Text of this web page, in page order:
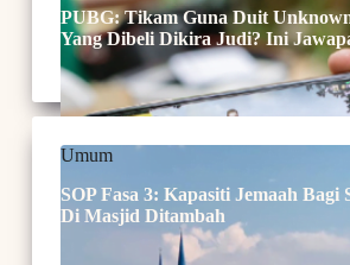
PUBG: Tikam Guna Duit
Yang Dibeli Dikira Judi? Ini
Umum
SOP Fasa 3: Kapasiti Jemaah Bagi
Di Masjid Ditambah